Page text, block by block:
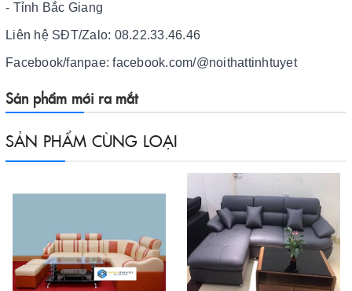
- Tỉnh Bắc Giang
Liên hệ SĐT/Zalo: 08.22.33.46.46
Facebook/fanpae: facebook.com/@noithattinhtuyet
Sản phẩm mới ra mắt
SẢN PHẨM CÙNG LOẠI